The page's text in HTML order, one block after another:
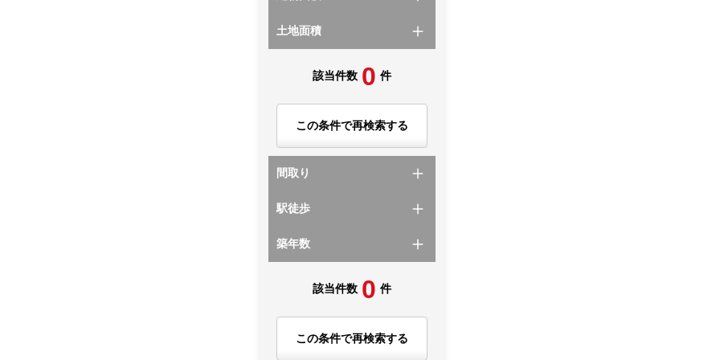
土地面積
該当件数 0 件
この条件で再検索する
間取り
駅徒歩
築年数
該当件数 0 件
この条件で再検索する